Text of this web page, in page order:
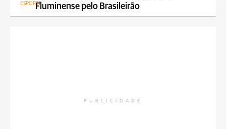
Fluminense pelo Brasileirão
ESPORTE
PUBLICIDADE